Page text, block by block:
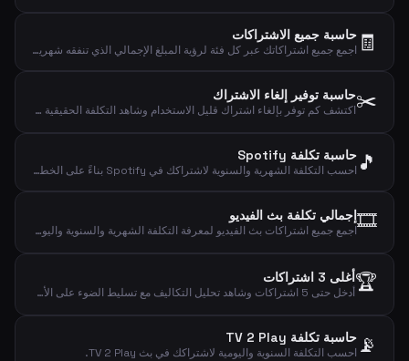
🧾 حاسبة جميع الاشتراكات
اجمع جميع اشتراكاتك عبر كل فئة لرؤية المبلغ الإجمالي الذي تنفقه شهرياً وسنوياً ويومياً.
✂️حاسبة توفير إلغاء الاشتراك
اكتشف كم توفر بإلغاء اشتراك قليل الاستخدام وشاهد التكلفة الحقيقية لكل استخدام فعلي.
🎵 حاسبة تكلفة Spotify
احسب التكلفة الشهرية والسنوية لاشتراكك في Spotify بناءً على الخطة المختارة.
🎞️إجمالي تكلفة بث الفيديو
اجمع جميع اشتراكات بث الفيديو لمعرفة التكلفة الشهرية والسنوية واليومية الإجمالية.
🏆أغلى 3 اشتراكات
أدخل حتى 5 اشتراكات وشاهد تحليل التكاليف مع تسليط الضوء على الأغلى.
📡 حاسبة تكلفة TV 2 Play
احسب التكلفة السنوية واليومية لاشتراكك في بث TV 2 Play.